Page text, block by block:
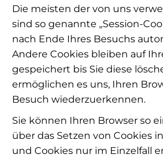
Die meisten der von uns
sind so genannte „Session-
nach Ende Ihres Besuchs
Andere Cookies bleiben auf
gespeichert bis Sie diese
ermöglichen es uns, Ihren
Besuch wiederzuerkennen.
Sie können Ihren Browser so
über das Setzen von Cookies
und Cookies nur im Einzelfall